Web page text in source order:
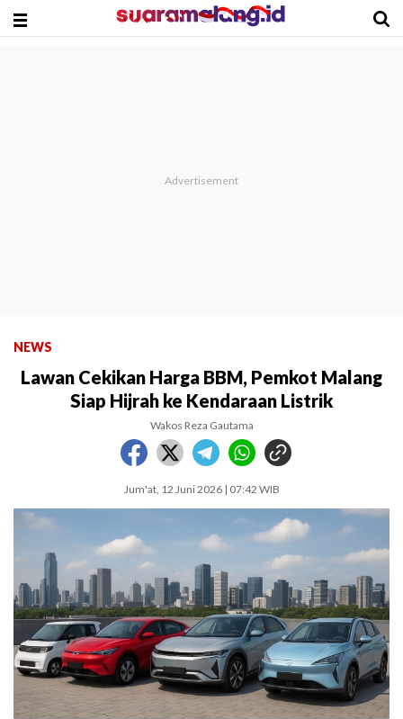
NEWS
Lawan Cekikan Harga BBM, Pemkot Malang
Siap Hijrah ke Kendaraan Listrik
Wakos Reza Gautama
Jum'at, 12 Juni 2026 | 07:42 WIB